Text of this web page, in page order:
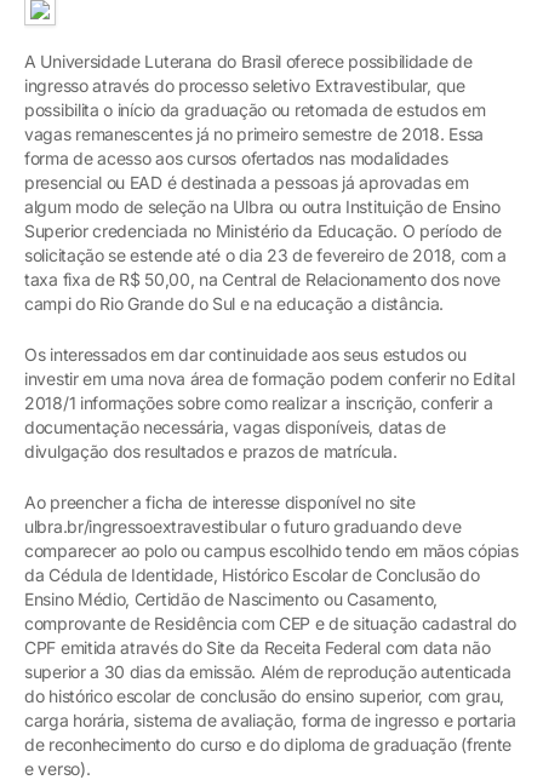
A Universidade Luterana do Brasil oferece possibilidade de
ingresso através do processo seletivo Extravestibular, que
possibilita o início da graduação ou retomada de estudos em
vagas remanescentes já no primeiro semestre de 2018. Essa
forma de acesso aos cursos ofertados nas modalidades
presencial ou EAD é destinada a pessoas já aprovadas em
algum modo de seleção na Ulbra ou outra Instituição de Ensino
Superior credenciada no Ministério da Educação. O período de
solicitação se estende até o dia 23 de fevereiro de 2018, com a
taxa fixa de R$ 50,00, na Central de Relacionamento dos nove
campi do Rio Grande do Sul e na educação a distância.
Os interessados em dar continuidade aos seus estudos ou
investir em uma nova área de formação podem conferir no Edital
2018/1 informações sobre como realizar a inscrição, conferir a
documentação necessária, vagas disponíveis, datas de
divulgação dos resultados e prazos de matrícula.
Ao preencher a ficha de interesse disponível no site
ulbra.br/ingressoextravestibular o futuro graduando deve
comparecer ao polo ou campus escolhido tendo em mãos cópias
da Cédula de Identidade, Histórico Escolar de Conclusão do
Ensino Médio, Certidão de Nascimento ou Casamento,
comprovante de Residência com CEP e de situação cadastral do
CPF emitida através do Site da Receita Federal com data não
superior a 30 dias da emissão. Além de reprodução autenticada
do histórico escolar de conclusão do ensino superior, com grau,
carga horária, sistema de avaliação, forma de ingresso e portaria
de reconhecimento do curso e do diploma de graduação (frente
e verso).